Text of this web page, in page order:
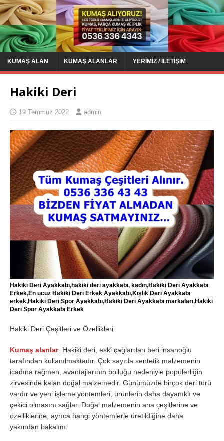
KUMAŞ ALAN KUMAŞ ALANLAR YERIMIZ / İLETIŞIM
Hakiki Deri
19 Temmuz 2022 admin
Hakiki Deri Ayakkabı,hakiki deri ayakkabı, kadın,Hakiki Deri Ayakkabı
Erkek,En ucuz Hakiki Deri Erkek Ayakkabı,Kışlık Deri Ayakkabı
erkek,Hakiki Deri Spor Ayakkabı,Hakiki Deri Ayakkabı markaları,Hakiki
Deri Spor Ayakkabı Erkek
Hakiki Deri Çeşitleri ve Özellikleri
Kumaş alanlar. Hakiki deri, eski çağlardan beri insanoğlu
tarafından kullanılmaktadır. Çok sayıda sentetik malzemenin
icadına rağmen, avantajlarının bolluğu nedeniyle popülerliğin
zirvesinde kalan doğal malzemedir. Günümüzde birçok deri türü
vardır ve yeni işleme yöntemleri, ürünlerin daha dayanıklı ve
çekici olmasını sağlar. Doğal malzemenin ana çeşitlerine ve
özelliklerine, ayrıca hangi yöntemlerle üretildiğine daha
yakından bakalım.